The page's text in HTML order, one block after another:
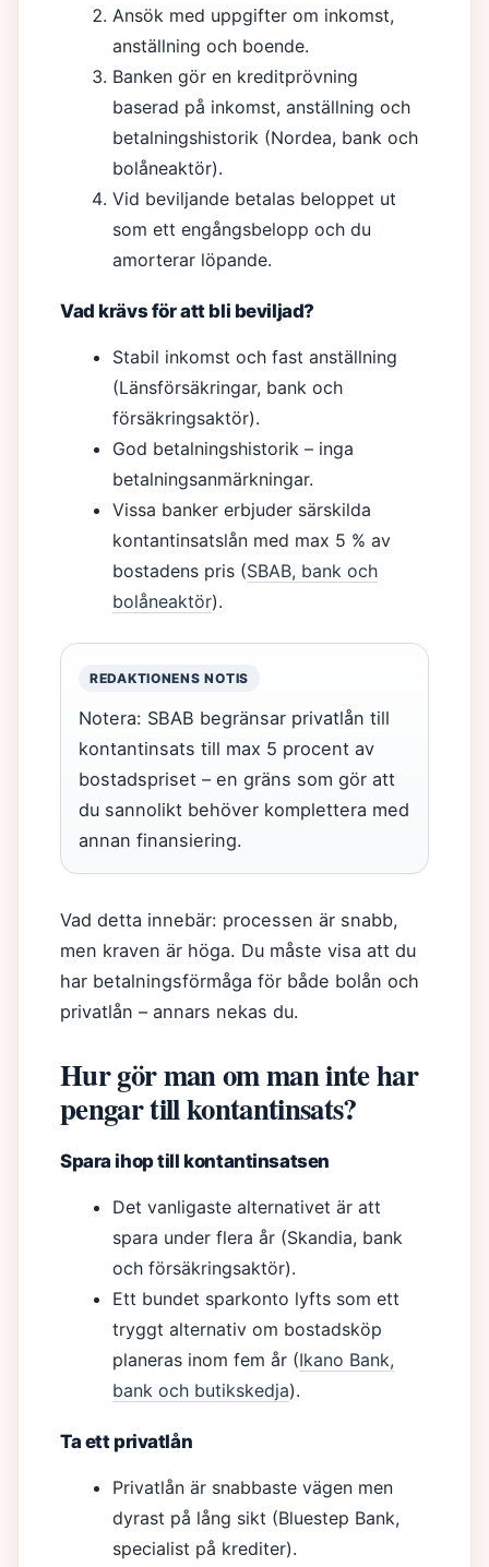
Ansök med uppgifter om inkomst,
anställning och boende.
Banken gör en kreditprövning
baserad på inkomst, anställning och
betalningshistorik (Nordea, bank och
bolåneaktör).
Vid beviljande betalas beloppet ut
som ett engångsbelopp och du
amorterar löpande.
Vad krävs för att bli beviljad?
Stabil inkomst och fast anställning
(Länsförsäkringar, bank och
försäkringsaktör).
God betalningshistorik – inga
betalningsanmärkningar.
Vissa banker erbjuder särskilda
kontantinsatslån med max 5 % av
bostadens pris (SBAB, bank och
bolåneaktör).
REDAKTIONENS NOTIS
Notera: SBAB begränsar privatlån till
kontantinsats till max 5 procent av
bostadspriset – en gräns som gör att
du sannolikt behöver komplettera med
annan finansiering.
Vad detta innebär: processen är snabb,
men kraven är höga. Du måste visa att du
har betalningsförmåga för både bolån och
privatlån – annars nekas du.
Hur gör man om man inte har
pengar till kontantinsats?
Spara ihop till kontantinsatsen
Det vanligaste alternativet är att
spara under flera år (Skandia, bank
och försäkringsaktör).
Ett bundet sparkonto lyfts som ett
tryggt alternativ om bostadsköp
planeras inom fem år (Ikano Bank,
bank och butikskedja).
Ta ett privatlån
Privatlån är snabbaste vägen men
dyrast på lång sikt (Bluestep Bank,
specialist på krediter).